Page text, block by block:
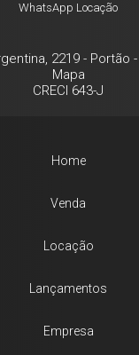
WhatsApp Locação
2219- Portão -
Mapa
CRECI 643-J
Home
Venda
Locação
Lançamentos
Empresa